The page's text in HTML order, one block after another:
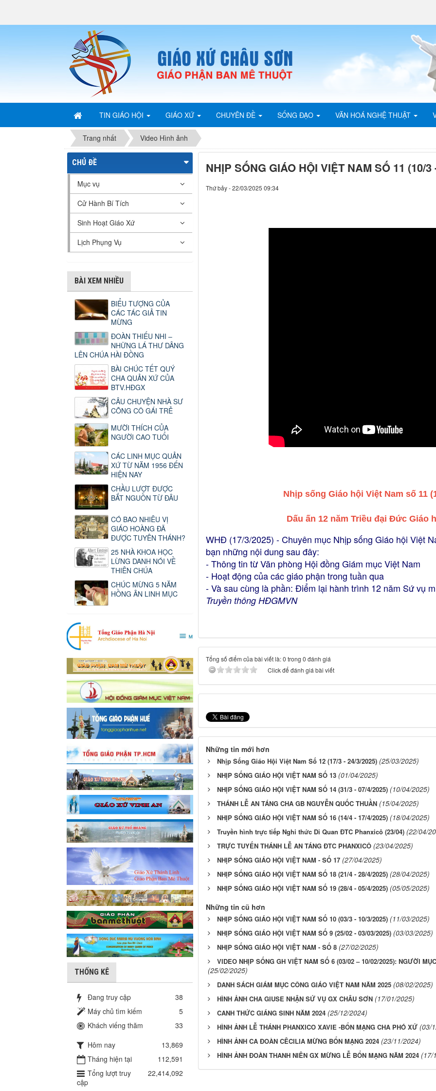
TIN GIÁO HỘI GIÁO XỨ CHUYÊN ĐỀ SỐNG ĐẠO VĂN HOÁ NGHỆ THUẬT
Trang nhất Video Hình ảnh
NHỊP SỐNG GIÁO HỘI VIỆT NAM SỐ 11 (10/3
Thứ bảy - 22/03/2025 09:34
Nhịp sống Giáo hội Việt Nam số 11
Dấu ấn 12 năm Triều đại Đức Giáo
WHĐ (17/3/2025) - Chuyên mục Nhịp sống Giáo hội Việt
bạn những nội dung sau đây:
- Thông tin từ Văn phòng Hội đồng Giám mục Việt Nam
- Hoạt động của các giáo phận trong tuần qua
- Và sau cùng là phần: Điểm lại hành trình 12 năm Sứ vụ
Truyền thông HĐGMVN
Tổng số điểm của bài viết là: 0 trong 0 đánh giá
Click để đánh giá bài viết
Những tin mới hơn
Nhịp Sống Giáo Hội Việt Nam Số 12 (17/3 - 24/3/2025) (25/03/2025)
NHỊP SỐNG GIÁO HỘI VIỆT NAM SỐ 13 (01/04/2025)
NHỊP SỐNG GIÁO HỘI VIỆT NAM SỐ 14 (31/3 - 07/4/2025) (10/04/2025)
THÁNH LỄ AN TÁNG CHA GB NGUYỄN QUỐC THUẦN (15/04/2025)
NHỊP SỐNG GIÁO HỘI VIỆT NAM SỐ 16 (14/4 - 17/4/2025) (18/04/2025)
Truyền hình trực tiếp Nghi thức Di Quan ĐTC Phanxicô (23/04) (22/04/
TRỰC TUYẾN THÁNH LỄ AN TÁNG ĐTC PHANXICÔ (23/04/2025)
NHỊP SỐNG GIÁO HỘI VIỆT NAM - SỐ 17 (27/04/2025)
NHỊP SỐNG GIÁO HỘI VIỆT NAM SỐ 18 (21/4 - 28/4/2025) (28/04/2025)
NHỊP SỐNG GIÁO HỘI VIỆT NAM SỐ 19 (28/4 - 05/4/2025) (05/05/2025)
Những tin cũ hơn
NHỊP SỐNG GIÁO HỘI VIỆT NAM SỐ 10 (03/3 - 10/3/2025) (11/03/2025)
NHỊP SỐNG GIÁO HỘI VIỆT NAM SỐ 9 (25/02 - 03/03/2025) (03/03/2025)
NHỊP SỐNG GIÁO HỘI VIỆT NAM - SỐ 8 (27/02/2025)
VIDEO NHỊP SỐNG GH VIỆT NAM SỐ 6 (03/02 – 10/02/2025): NGƯỜI
(25/02/2025)
DANH SÁCH GIÁM MỤC CÔNG GIÁO VIỆT NAM NĂM 2025 (08/02/2025)
HÌNH ẢNH CHA GIUSE NHẬN SỨ VỤ GX CHÂU SƠN (17/01/2025)
CANH THỨC GIÁNG SINH NĂM 2024 (25/12/2024)
HÌNH ẢNH LỄ THÁNH PHANXICO XAVIE -BỔN MẠNG CHA PHÓ XỨ (03/
HÌNH ẢNH CA ĐOÀN CÊCILIA MỪNG BỔN MẠNG 2024 (23/11/2024)
HÌNH ẢNH ĐOÀN THANH NIÊN GX MỪNG LỄ BỔN MẠNG NĂM 2024 (17/
CHỦ ĐỀ
Mục vụ
Cử Hành Bí Tích
Sinh Hoạt Giáo Xứ
Lịch Phụng Vụ
BÀI XEM NHIỀU
BIỂU TƯỢNG CỦA
CÁC TÁC GIẢ TIN
MỪNG
ĐOÀN THIẾU NHI –
NHỮNG LÁ THƯ DÂNG
LÊN CHÚA HÀI ĐỒNG
BÀI CHÚC TẾT QUÝ
CHA QUẢN XỨ CỦA
BTV.HĐGX
CÂU CHUYỆN NHÀ SƯ
CÕNG CÔ GÁI TRẺ
MƯỜI THÍCH CỦA
NGƯỜI CAO TUỔI
CÁC LINH MỤC QUẢN
XỨ TỪ NĂM 1956 ĐẾN
HIỆN NAY
CHẦU LƯỢT ĐƯỢC
BẮT NGUỒN TỪ ĐÂU
CÓ BAO NHIÊU VỊ
GIÁO HOÀNG ĐÃ
ĐƯỢC TUYÊN THÁNH?
25 NHÀ KHOA HỌC
LỪNG DANH NÓI VỀ
THIÊN CHÚA
CHÚC MỪNG 5 NĂM
HỒNG ÂN LINH MỤC
THỐNG KÊ
Đang truy cập
38
Máy chủ tìm kiếm
5
Khách viếng thăm
33
Hôm nay
13,869
Tháng hiện tại
112,591
Tổng lượt truy
cập
22,414,092